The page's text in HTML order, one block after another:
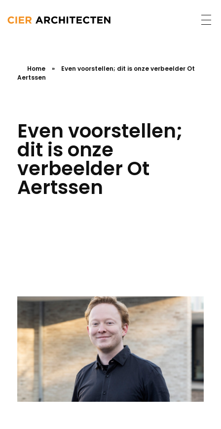
Home »
Even voorstellen; dit is onze verbeelder Ot
Aertssen
Even voorstellen;
dit is onze
verbeelder Ot
Aertssen